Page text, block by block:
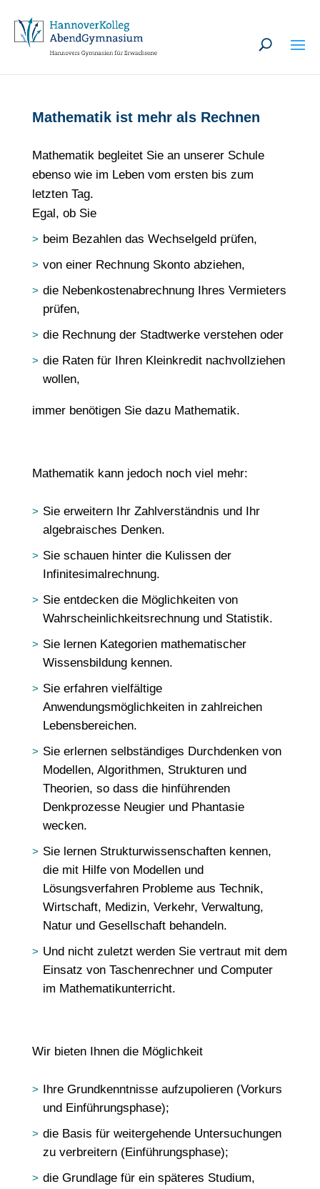
U
Mathematik ist mehr als Rechnen
Mathematik begleitet Sie an unserer Schule
ebenso wie im Leben vom ersten bis zum
letzten Tag.
Egal, ob Sie
beim Bezahlen das Wechselgeld prüfen,
von einer Rechnung Skonto abziehen,
die Nebenkostenabrechnung Ihres Vermieters
prüfen,
die Rechnung der Stadtwerke verstehen oder
die Raten für Ihren Kleinkredit nachvollziehen
wollen,
immer benötigen Sie dazu Mathematik.
Mathematik kann jedoch noch viel mehr:
Sie erweitern Ihr Zahlverständnis und Ihr
algebraisches Denken.
Sie schauen hinter die Kulissen der
Infinitesimalrechnung.
Sie entdecken die Möglichkeiten von
Wahrscheinlichkeitsrechnung und Statistik.
Sie lernen Kategorien mathematischer
Wissensbildung kennen.
Sie erfahren vielfältige
Anwendungsmöglichkeiten in zahlreichen
Lebensbereichen.
Sie erlernen selbständiges Durchdenken von
Modellen, Algorithmen, Strukturen und
Theorien, so dass die hinführenden
Denkprozesse Neugier und Phantasie
wecken.
Sie lernen Strukturwissenschaften kennen,
die mit Hilfe von Modellen und
Lösungsverfahren Probleme aus Technik,
Wirtschaft, Medizin, Verkehr, Verwaltung,
Natur und Gesellschaft behandeln.
Und nicht zuletzt werden Sie vertraut mit dem
Einsatz von Taschenrechner und Computer
im Mathematikunterricht.
Wir bieten Ihnen die Möglichkeit
Ihre Grundkenntnisse aufzupolieren (Vorkurs
und Einführungsphase);
die Basis für weitergehende Untersuchungen
zu verbreitern (Einführungsphase);
die Grundlage für ein späteres Studium,